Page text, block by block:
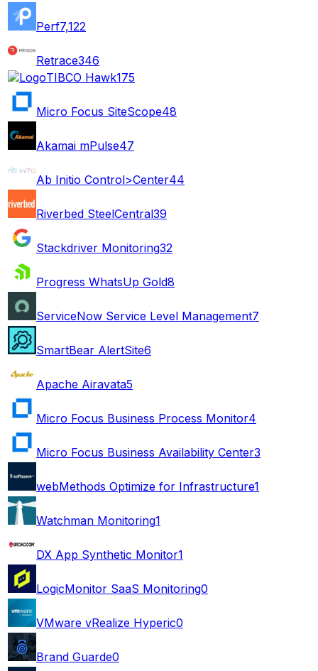
Perf7,122
Retrace346
TIBCO Hawk175
Micro Focus SiteScope48
Akamai mPulse47
Ab Initio Control>Center44
Riverbed SteelCentral39
Stackdriver Monitoring32
Progress WhatsUp Gold8
ServiceNow Service Level Management7
SmartBear AlertSite6
Apache Airavata5
Micro Focus Business Process Monitor4
Micro Focus Business Availability Center3
webMethods Optimize for Infrastructure1
Watchman Monitoring1
DX App Synthetic Monitor1
LogicMonitor SaaS Monitoring0
VMware vRealize Hyperic0
Brand Guarde0